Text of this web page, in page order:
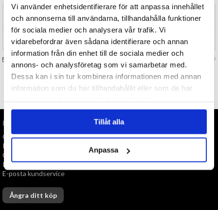
Vi använder enhetsidentifierare för att anpassa innehållet
och annonserna till användarna, tillhandahålla funktioner
för sociala medier och analysera vår trafik. Vi
vidarebefordrar även sådana identifierare och annan
information från din enhet till de sociala medier och
annons- och analysföretag som vi samarbetar med.
Dessa kan i sin tur kombinera informationen med annan
information som du har tillhandahållit eller som de har
Tillåt alla
Anpassa
RECENSIONER (0)
TIPSA
Art. nr 124519
TILL TOPPEN
INFORMATION
Om oss
Personuppgiftspolicy
Cookies
Köpvillkor
E-posta kundservice
Ångra ditt köp